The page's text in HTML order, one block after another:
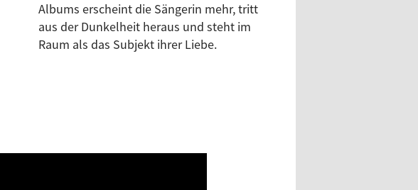
Albums erscheint die Sängerin mehr, tritt
aus der Dunkelheit heraus und steht im
Raum als das Subjekt ihrer Liebe.